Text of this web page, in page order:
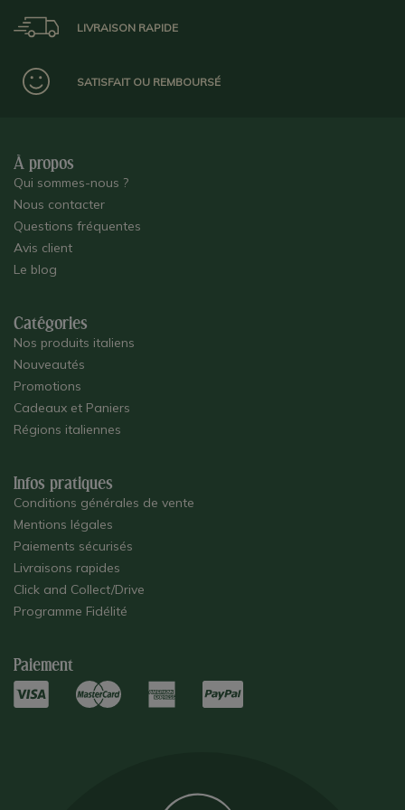
LIVRAISON RAPIDE
SATISFAIT OU REMBOURSÉ
À propos
Qui sommes-nous ?
Nous contacter
Questions fréquentes
Avis client
Le blog
Catégories
Nos produits italiens
Nouveautés
Promotions
Cadeaux et Paniers
Régions italiennes
Infos pratiques
Conditions générales de vente
Mentions légales
Paiements sécurisés
Livraisons rapides
Click and Collect/Drive
Programme Fidélité
Paiement